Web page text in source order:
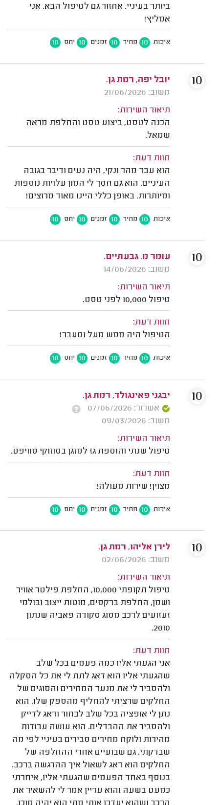
ביותר בעיניי. אחזור גם לטיפול הבא. אני
אמליץ!
איכות 10 מחיר 10 זמנים 10 יחס 10
יובל יפה, רמת גן.
משוב: 21/06/2026
תיאור השירות:
הכנה לטסט, ביצוע טסט והחלפת מראה
שמאל.
חוות דעת:
הוא עבד מהר ונקי, היה נעים ודיבר בגובה
העיניים. הוא גם חסך לי המון עלויות נוספות
ומיותרות. באופן כללי היינו מאוד מרוצים!
איכות 10 מחיר 10 זמנים 10 יחס 10
10
עומר מ. גבעתיים.
משוב: 14/06/2026
תיאור השירות:
טיפול 10,000 לפני טסט.
חוות דעת:
הטיפול היה ממש מעל ומעבר!
איכות 10 מחיר 10 זמנים 10 יחס 10
10
יבגני פאינגולד, רמת גן.
אשרור: 07/06/2026
משוב: 09/03/2026
תיאור השירות:
טיפול שנתי והוספת גז למזגן בסוזוקי סוויפט.
חוות דעת:
מצוין! שירות מעולה!
איכות 10 מחיר 10 זמנים 10 יחס 10
10
לירן אליהו, רמת גן.
משוב: 02/06/2026
תיאור השירות:
טיפול תקופתי 10,000, החלפת פילטר אוויר
ושמן, החלפת ברקסים, מוטות ייצוב ובולמי
זעזועים לרכב מסוג סקודה פאביה שנתון
2010.
חוות דעת:
אני הגעתי אליו כמה פעמים בכל שלב
שהגעתי אליו הוא דאג לתת לי את כל הסקלה
ולהסביר לי את מנעד המחירים והסוגים של
החלקים שרציתי להחליף מהספק שלו. הוא
נתן לי אופציה בכל שלב לבחור ודאג לדייק
ולהסביר את ההבדלים. הוא עושה עבודות
מהירות ולוקח מחירים סבירים בעיניי לפי מה
שבדקתי. גם שבועיים אחרי ההחלפה של
החלקים הוא דאג לשאול איך ההרגשה ברכב.
בנוסף באחד הפעמים שהגעתי אליו, איחרתי
כמעט בשעה והוא עדיין אמר לי להשאיר את
10